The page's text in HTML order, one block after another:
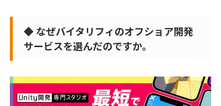
◆ なぜバイタリフィのオフショア開発
サービスを選んだのですか。